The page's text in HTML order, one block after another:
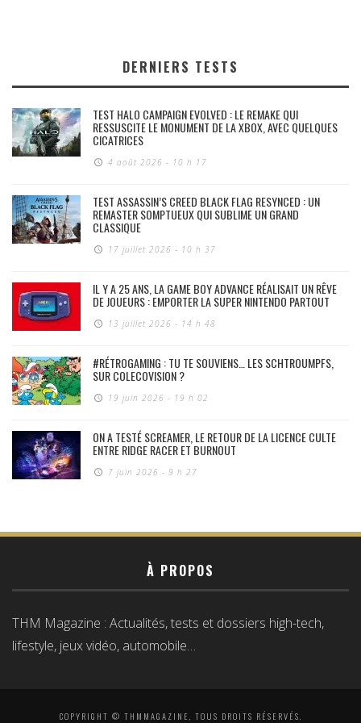
DERNIERS TESTS
TEST HALO CAMPAIGN EVOLVED : LE REMAKE QUI
RESSUSCITE LE MONUMENT DE LA XBOX, AVEC QUELQUES
CICATRICES
4 août 2026 - 10 h 17
TEST ASSASSIN’S CREED BLACK FLAG RESYNCED : UN
REMASTER SOMPTUEUX QUI SUBLIME UN GRAND
CLASSIQUE
17 juillet 2026 - 10 h 37
IL Y A 25 ANS, LA GAME BOY ADVANCE RÉALISAIT UN RÊVE
DE JOUEURS : EMPORTER LA SUPER NINTENDO PARTOUT
13 juillet 2026 - 14 h 48
#RÉTROGAMING : TU TE SOUVIENS… LES SCHTROUMPFS,
SUR COLECOVISION ?
19 juin 2026 - 19 h 02
ON A TESTÉ SCREAMER, LE RETOUR DE LA LICENCE CULTE
ENTRE RIDGE RACER ET BURNOUT
7 juin 2026 - 9 h 27
À PROPOS
THM Magazine : Actualités, tests et dossiers high-tech,
lifestyle, jeux vidéo, automobile…
COPYRIGHT © THMMAGAZINE, TOUS DROITS RÉSERVÉS.